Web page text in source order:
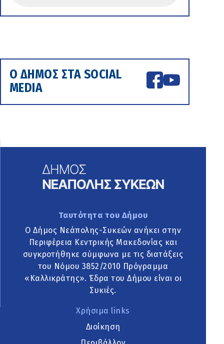
Ο ΔΗΜΟΣ ΣΤΑ SOCIAL
MEDIA
Ταυτότητα του Δήμου
Ο Δήμος Νεάπολης-Συκεών ανήκει στην
Περιφέρεια Κεντρικής Μακεδονίας και
συγκροτήθηκε σύμφωνα με τις διατάξεις
του Νόμου 3852/2010 Πρόγραμμα
«Καλλικράτης». Έδρα του Δήμου είναι οι
Συκιές.
Χρήσιμα links
Διοίκηση